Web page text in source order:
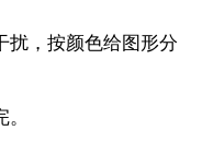
扰，按颜色给图形分